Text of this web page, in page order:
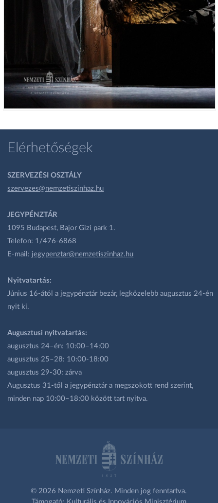
Elérhetőségek
SZERVEZÉSI OSZTÁLY
szervezes@nemzetiszinhaz.hu
JEGYPÉNZTÁR
1095 Budapest, Bajor Gizi park 1.
Telefon: 1/476-6868
E-mail: jegypenztar@nemzetiszinhaz.hu
Nyitvatartás:
Június 16-ától a jegypénztár bezár, legközelebb augusztus 24-én
nyit ki.
Augusztusi nyitvatartás:
augusztus 24–én: 10:00–14:00
augusztus 25–28: 10:00-18:00
augusztus 29-30: zárva
Augusztus 31-től a jegypénztár a megszokott rend szerint,
minden nap 10:00–18:00 között tart nyitva.
© 2026 Nemzeti Színház. Minden jog fenntartva.